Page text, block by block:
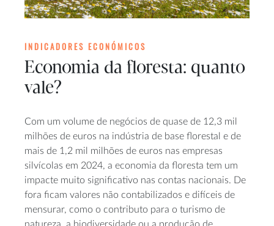
INDICADORES ECONÓMICOS
Economia da floresta: quanto
vale?
Com um volume de negócios de quase de 12,3 mil
milhões de euros na indústria de base florestal e de
mais de 1,2 mil milhões de euros nas empresas
silvícolas em 2024, a economia da floresta tem um
impacte muito significativo nas contas nacionais. De
fora ficam valores não contabilizados e difíceis de
mensurar, como o contributo para o turismo de
natureza, a biodiversidade ou a produção de